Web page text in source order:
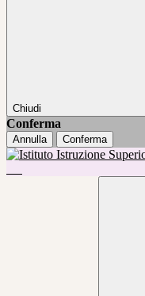
Chiudi
Conferma
Annulla Conferma